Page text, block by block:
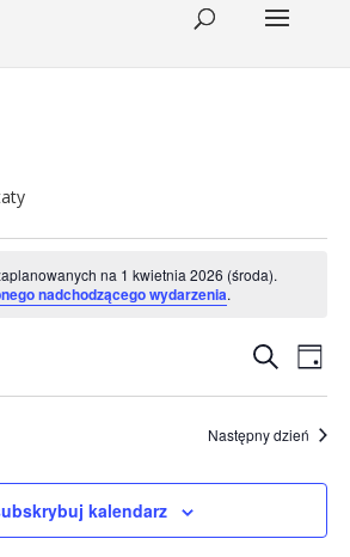
na 1 kwietnia 2026 (środa).
nadchodzącego wydarzenia.
po
i
SzukajDzień
Następny dzień
kalendarz